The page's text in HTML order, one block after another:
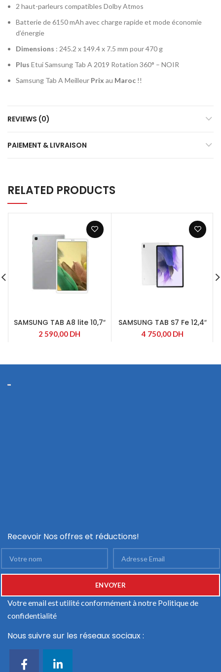
2 haut-parleurs compatibles Dolby Atmos
Batterie de 6150 mAh avec charge rapide et mode économie
d’énergie
Dimensions : 245.2 x 149.4 x 7.5 mm pour 470 g
Plus Etui Samsung Tab A 2019 Rotation 360° – NOIR
Samsung Tab A Meilleur Prix au Maroc !!
REVIEWS (0)
PAIEMENT & LIVRAISON
RELATED PRODUCTS
SAMSUNG TAB A8 lite 10,7″
2 590,00 DH
SAMSUNG TAB S7 Fe 12,4″
4 750,00 DH
Recevoir Nos offres et réductions!
Votre email est utilité conformément à notre Politique de
confidentialité
Nous suivre sur les réseaux sociaux :